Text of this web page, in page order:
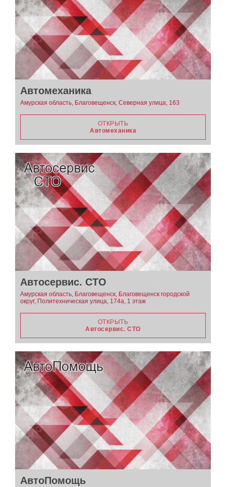
Автомеханика
Амурская область, Благовещенск, Северная улица, 163
ОТКРЫТЬ
Автомеханика
Автосервис. СТО
Амурская область, Благовещенск, Благовещенск городской
округ, Политехническая улица, 174а, 1 этаж
ОТКРЫТЬ
Автосервис. СТО
АвтоПомощь